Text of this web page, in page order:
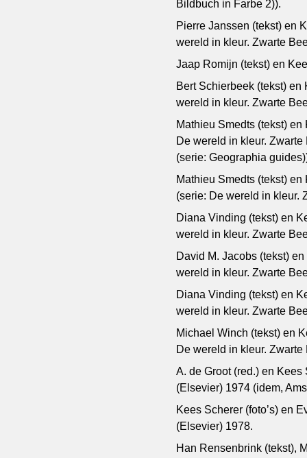
Bildbuch in Farbe 2)).
Pierre Janssen (tekst) en
wereld in kleur. Zwarte
Jaap Romijn (tekst) en
Bert Schierbeek (tekst) en
wereld in kleur. Zwarte
Mathieu Smedts (tekst) en
De wereld in kleur.
(serie: Geographia
Mathieu Smedts (tekst) en
(serie: De wereld in kleur.
Diana Vinding (tekst) en
wereld in kleur. Zwarte
David M. Jacobs (tekst)
wereld in kleur. Zwarte
Diana Vinding (tekst) en
wereld in kleur. Zwarte
Michael Winch (tekst) en
De wereld in kleur. Zwarte
A. de Groot (red.) en
(Elsevier) 1974 (idem,
Kees Scherer (foto’s) en
(Elsevier) 1978.
Han Rensenbrink (tekst),